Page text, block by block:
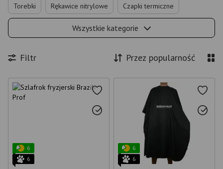
Torebki Rękawice nitrylowe Czapki termiczne
Filtr do konewki do zlewuWszystkie kategorie
Filtr Przez popularność
6
6
6
6